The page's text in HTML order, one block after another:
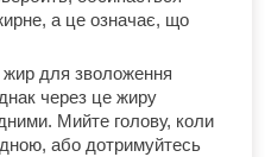
а це означає, що
жир для зволоження
через це жиру
Мийте голову, коли
або дотримуйтесь